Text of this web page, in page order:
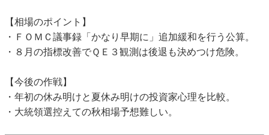
【相場のポイント】
・ＦＯＭＣ議事録「かなり早期に」追加緩和を行う公算。
・８月の指標改善でＱＥ３観測は後退も決めつけ危険。
【今後の作戦】
・年初の休み明けと夏休み明けの投資家心理を比較。
・大統領選控えての秋相場予想難しい。